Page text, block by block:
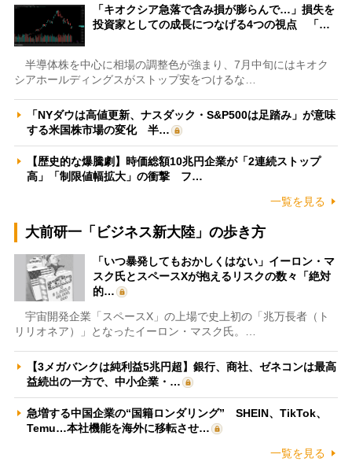
「キオクシア急落で含み損が膨らんで…」損失を
投資家としての成長につなげる4つの視点 「…
半導体株を中心に相場の調整色が強まり、7月中旬にはキオク
シアホールディングスがストップ安をつけるな…
「NYダウは高値更新、ナスダック・S&P500は足踏み」が意味
する米国株市場の変化 半…
【歴史的な爆騰劇】時価総額10兆円企業が「2連続ストップ
高」「制限値幅拡大」の衝撃 フ…
一覧を見る
大前研一「ビジネス新大陸」の歩き方
「いつ暴発してもおかしくはない」イーロン・マ
スク氏とスペースXが抱えるリスクの数々「絶対
的…
宇宙開発企業「スペースX」の上場で史上初の「兆万長者（ト
リリオネア）」となったイーロン・マスク氏。…
【3メガバンクは純利益5兆円超】銀行、商社、ゼネコンは最高
益続出の一方で、中小企業・…
急増する中国企業の“国籍ロンダリング” SHEIN、TikTok、
Temu…本社機能を海外に移転させ…
一覧を見る